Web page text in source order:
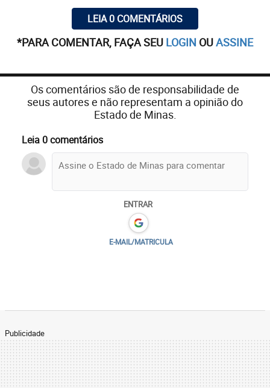
LEIA 0 COMENTÁRIOS
*PARA COMENTAR, FAÇA SEU LOGIN OUASSINE
Os comentários são de responsabilidade de
seus autores e não representam a opinião do
Estado de Minas.
Leia 0 comentários
ENTRAR
E-MAIL/MATRICULA
Publicidade